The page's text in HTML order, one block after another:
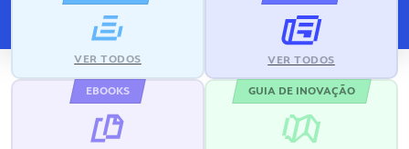
VER TODOS VER TODOS
EBOOKS GUIA DE INOVAÇÃO